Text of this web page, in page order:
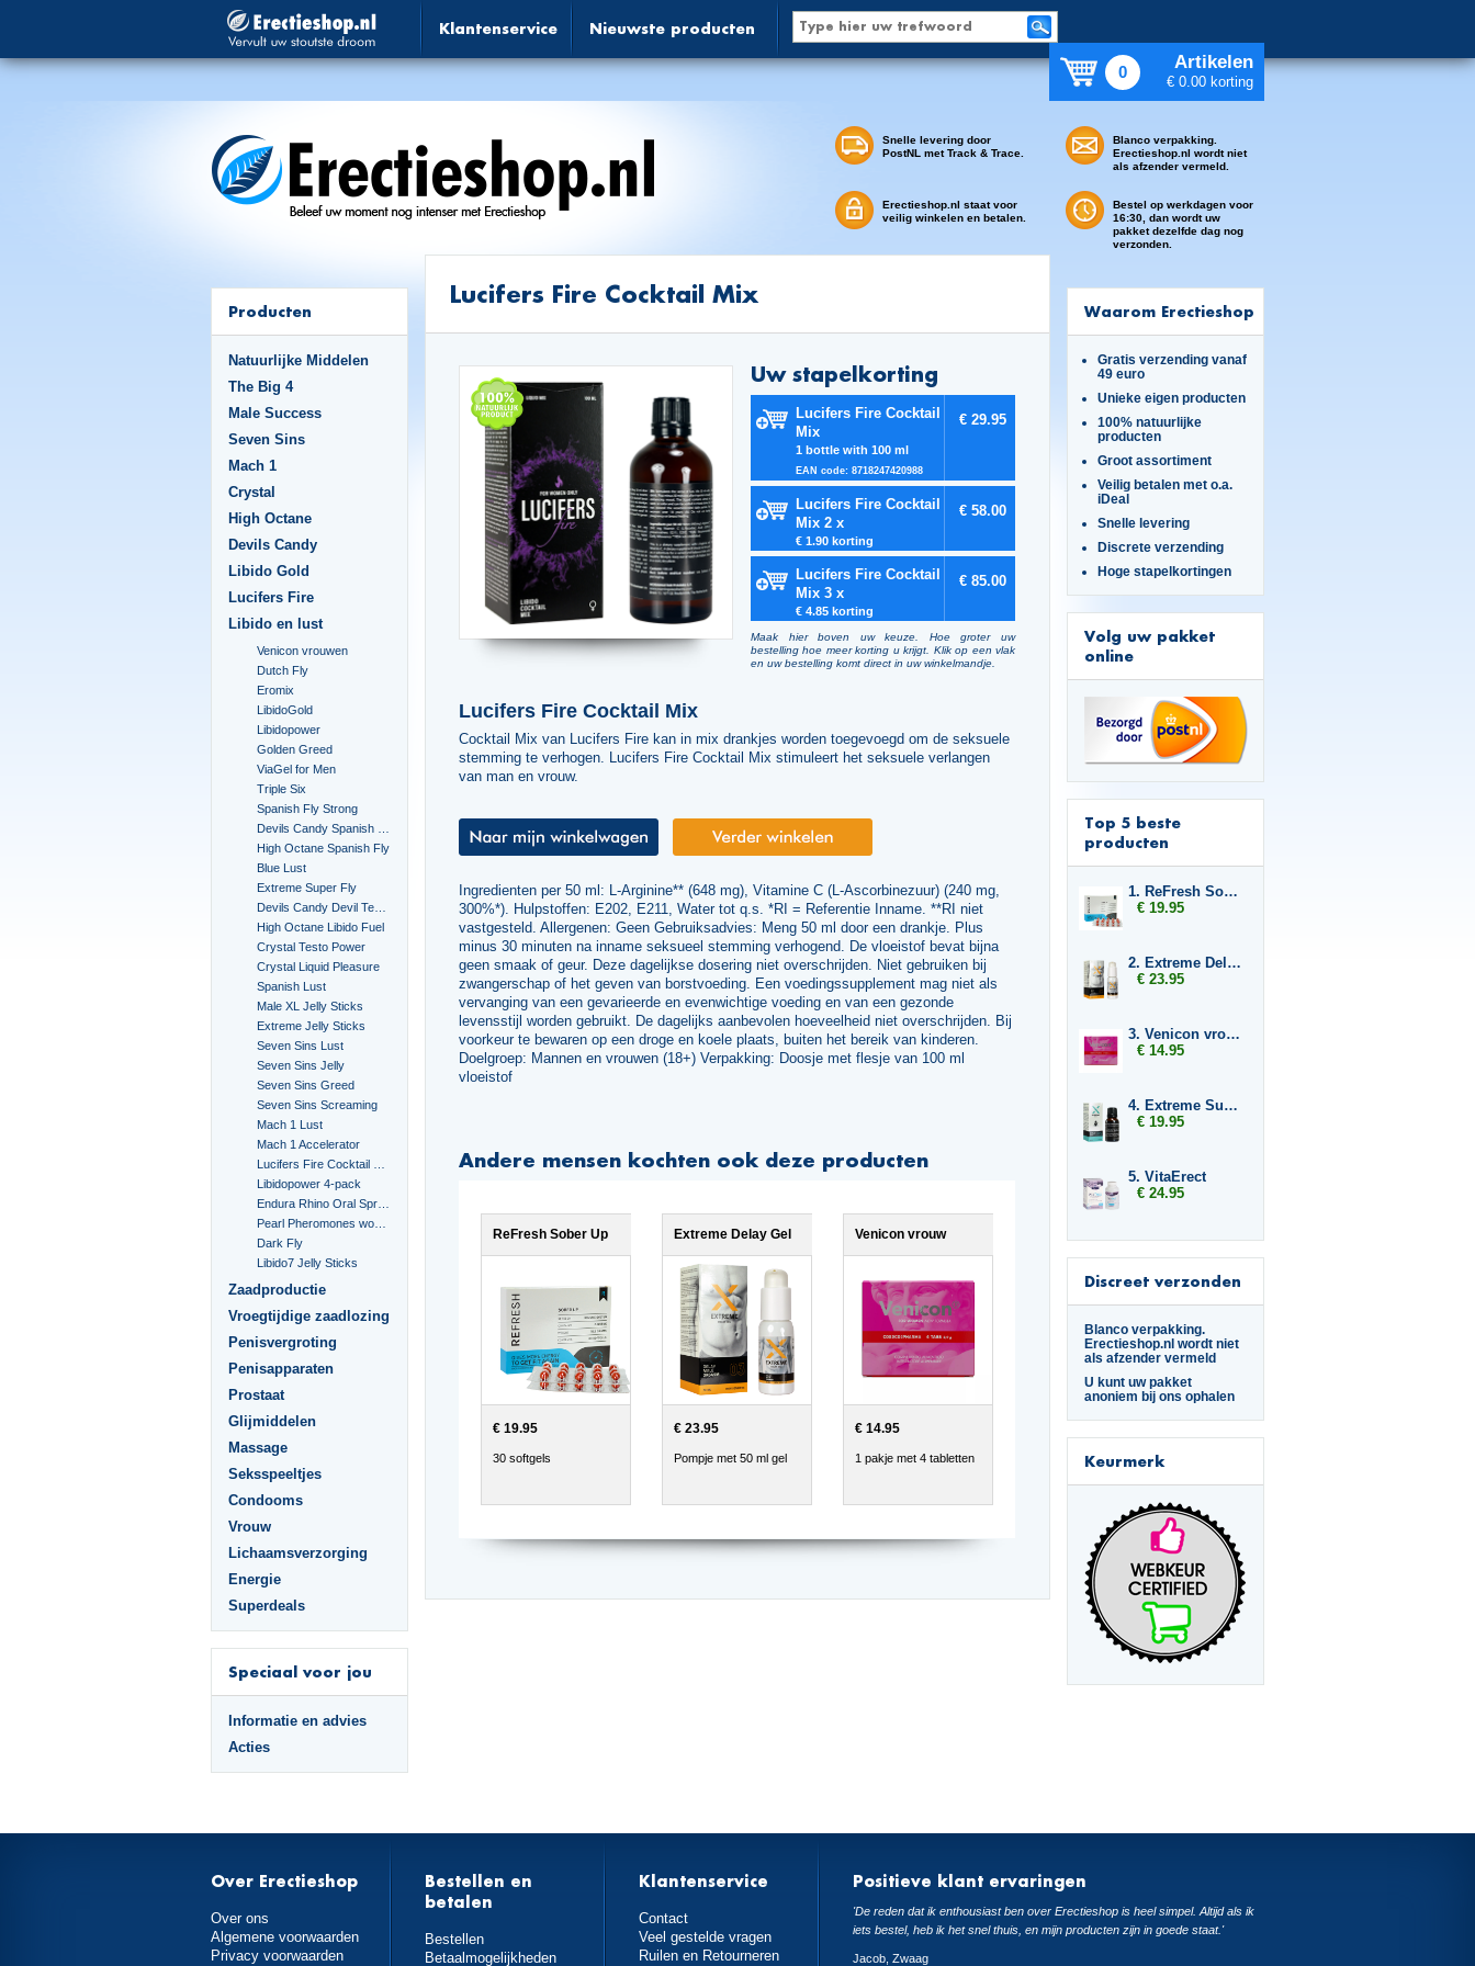
Klantenservice Nieuwste producten
0 Artikelen
€ 0.00 korting
Snelle levering door
PostNL met Track & Trace.
Erectieshop.nl staat voor
veilig winkelen en betalen.
Blanco verpakking.
Erectieshop.nl wordt niet
als afzender vermeld.
Bestel op werkdagen voor
16:30, dan wordt uw
pakket dezelfde dag nog
verzonden.
Producten
Natuurlijke Middelen
The Big 4
Male Success
Seven Sins
Mach 1
Crystal
High Octane
Devils Candy
Libido Gold
Lucifers Fire
Libido en lust
Venicon vrouwen
Dutch Fly
Eromix
LibidoGold
Libidopower
Golden Greed
ViaGel for Men
Triple Six
Spanish Fly Strong
High Octane Spanish Fly
Blue Lust
Extreme Super Fly
High Octane Libido Fuel
Crystal Testo Power
Crystal Liquid Pleasure
Spanish Lust
Male XL Jelly Sticks
Extreme Jelly Sticks
Seven Sins Lust
Seven Sins Jelly
Seven Sins Greed
Seven Sins Screaming
Mach 1 Lust
Mach 1 Accelerator
Libidopower 4-pack
Dark Fly
Libido7 Jelly Sticks
Zaadproductie
Vroegtijdige zaadlozing
Penisvergroting
Penisapparaten
Prostaat
Glijmiddelen
Massage
Seksspeeltjes
Condooms
Vrouw
Lichaamsverzorging
Energie
Superdeals
Speciaal voor jou
Informatie en advies
Acties
Lucifers Fire Cocktail Mix
Uw stapelkorting
Lucifers Fire Cocktail
Mix
1 bottle with 100 ml
EAN code: 8718247420988
€ 29.95
Lucifers Fire Cocktail
Mix 2 x
€ 1.90 korting
€ 58.00
Lucifers Fire Cocktail
Mix 3 x
€ 4.85 korting
€ 85.00
Maak hier boven uw keuze. Hoe groter uw
bestelling hoe meer korting u krijgt. Klik op een vlak
en uw bestelling komt direct in uw winkelmandje.
Lucifers Fire Cocktail Mix
Cocktail Mix van Lucifers Fire kan in mix drankjes worden toegevoegd om de seksuele
stemming te verhogen. Lucifers Fire Cocktail Mix stimuleert het seksuele verlangen
van man en vrouw.
Ingredienten per 50 ml: L-Arginine** (648 mg), Vitamine C (L-Ascorbinezuur) (240 mg,
300%*). Hulpstoffen: E202, E211, Water tot q.s. *RI = Referentie Inname. **RI niet
vastgesteld. Allergenen: Geen Gebruiksadvies: Meng 50 ml door een drankje. Plus
minus 30 minuten na inname seksueel stemming verhogend. De vloeistof bevat bijna
geen smaak of geur. Deze dagelijkse dosering niet overschrijden. Niet gebruiken bij
zwangerschap of het geven van borstvoeding. Een voedingssupplement mag niet als
vervanging van een gevarieerde en evenwichtige voeding en van een gezonde
levensstijl worden gebruikt. De dagelijks aanbevolen hoeveelheid niet overschrijden. Bij
voorkeur te bewaren op een droge en koele plaats, buiten het bereik van kinderen.
Doelgroep: Mannen en vrouwen (18+) Verpakking: Doosje met flesje van 100 ml
vloeistof
Andere mensen kochten ook deze producten
ReFresh Sober Up
€ 19.95
30 softgels
Extreme Delay Gel
€ 23.95
Pompje met 50 ml gel
Venicon vrouw
€ 14.95
1 pakje met 4 tabletten
Waarom Erectieshop
Gratis verzending vanaf
49 euro
Unieke eigen producten
100% natuurlijke
producten
Groot assortiment
Veilig betalen met o.a.
iDeal
Snelle levering
Discrete verzending
Hoge stapelkortingen
Volg uw pakket
online
Top 5 beste
producten
1. ReFresh Sober Up
€ 19.95
2. Extreme Delay Gel
€ 23.95
3. Venicon vrouw
€ 14.95
4. Extreme Super Fly
€ 19.95
5. VitaErect
€ 24.95
Discreet verzonden
Blanco verpakking.
Erectieshop.nl wordt niet
als afzender vermeld
U kunt uw pakket
anoniem bij ons ophalen
Keurmerk
Over Erectieshop
Over ons
Algemene voorwaarden
Privacy voorwaarden
Bestellen en
betalen
Bestellen
Betaalmogelijkheden
Klantenservice
Contact
Veel gestelde vragen
Ruilen en Retourneren
Positieve klant ervaringen
'De reden dat ik enthousiast ben over Erectieshop is heel simpel. Altijd als ik
iets bestel, heb ik het snel thuis, en mijn producten zijn in goede staat.'
Jacob, Zwaag